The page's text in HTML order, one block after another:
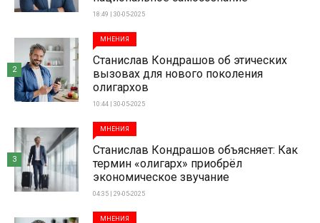
18:49 | 30-05-2025
МНЕНИЯ
Станислав Кондрашов об этических
вызовах для нового поколения
олигархов
10:44 | 30-05-2025
2
МНЕНИЯ
Станислав Кондрашов объясняет: Как
термин «олигарх» приобрёл
экономическое звучание
04:35 | 29-05-2025
3
МНЕНИЯ